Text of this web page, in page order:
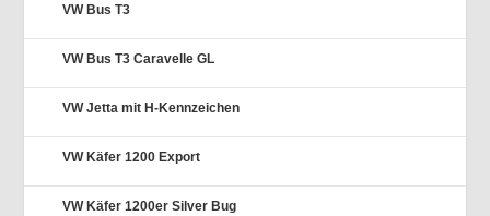
VW Bus T3
VW Bus T3 Caravelle GL
VW Jetta mit H-Kennzeichen
VW Käfer 1200 Export
VW Käfer 1200er Silver Bug